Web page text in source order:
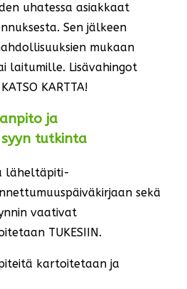
uhatessa asiakkaat
Sen jälkeen
mukaan
laitumille. Lisävahingot
KARTTA!
ja
tutkinta
läheltäpiti-
sekä
vaativat
TUKESIIN.
kartoitetaan ja